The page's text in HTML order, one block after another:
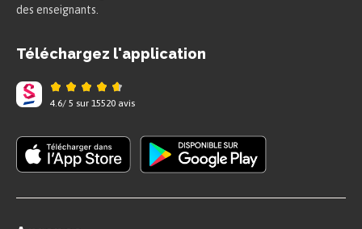
dit remarquable : le triangle rectangle.
des enseignants.
Téléchargez l'application
4.6/ 5 sur 15520 avis